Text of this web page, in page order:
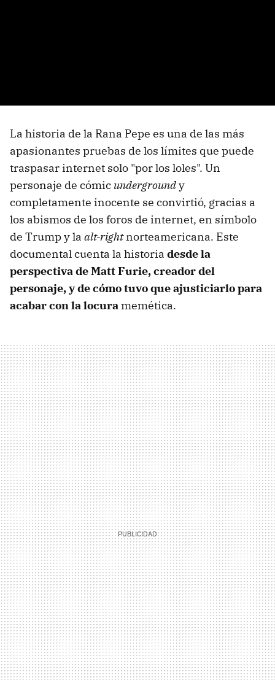
La historia de la Rana Pepe es una de las más
apasionantes pruebas de los límites que puede
traspasar internet solo "por los loles". Un
personaje de cómic undergroundy
completamente inocente se convirtió, gracias a
los abismos de los foros de internet, en símbolo
de Trump y la alt-rightnorteamericana. Este
documental cuenta la historia desde la
perspectiva de Matt Furie, creador del
personaje, y de cómo tuvo que ajusticiarlo para
acabar con la locura memética.